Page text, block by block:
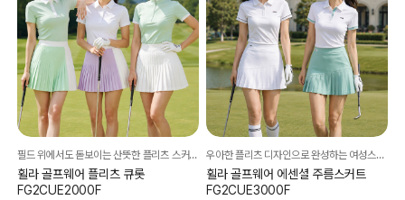
필드 위에서도 돋보이는 산뜻한 플리츠 스커트!
휠라 골프웨어 플리츠 큐롯
FG2CUE2000F
우아한 플리츠 디자인으로 완성하는 여성스러운 골프룩!
휠라 골프웨어 에센셜 주름스커트
FG2CUE3000F